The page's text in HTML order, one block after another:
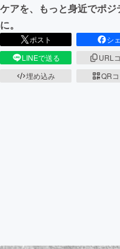
ケアを、もっと身近でポジ
に。
ポスト
シ
LINEで送る
URL
埋め込み
QR